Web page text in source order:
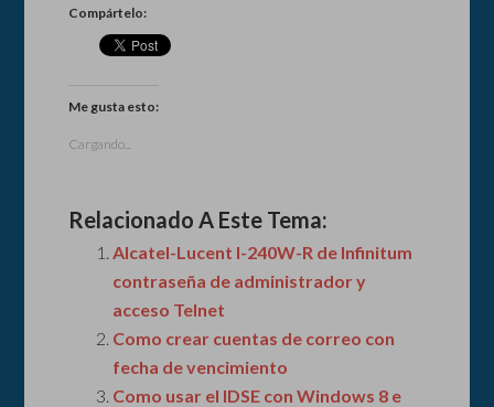
Compártelo:
Me gusta esto:
Cargando...
Relacionado A Este Tema:
Alcatel-Lucent I-240W-R de Infinitum
contraseña de administrador y
acceso Telnet
Como crear cuentas de correo con
fecha de vencimiento
Como usar el IDSE con Windows 8 e